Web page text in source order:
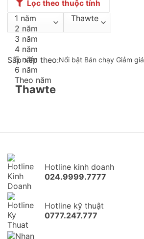
Lọc theo thuộc tính
Sắp xếp theo:Nổi bật Bán chạy Giảm giá
Thawte
Hotline kinh doanh
024.9999.7777
Hotline kỹ thuật
0777.247.777